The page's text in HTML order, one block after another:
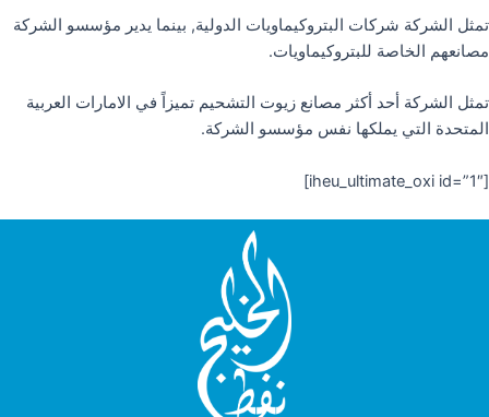
تمثل الشركة شركات البتروكيماويات الدولية, بينما يدير مؤسسو الشركة
مصانعهم الخاصة للبتروكيماويات.
تمثل الشركة أحد أكثر مصانع زيوت التشحيم تميزاً في الامارات العربية
المتحدة التي يملكها نفس مؤسسو الشركة.
[iheu_ultimate_oxi id=”1″]